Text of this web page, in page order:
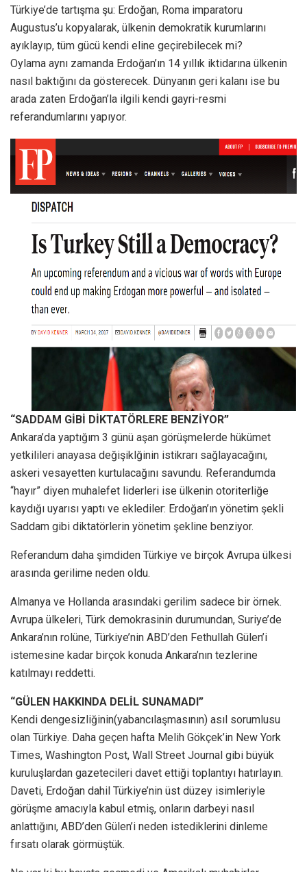
Türkiye’de tartışma şu: Erdoğan, Roma imparatoru
Augustus’u kopyalarak, ülkenin demokratik kurumlarını
ayıklayıp, tüm gücü kendi eline geçirebilecek mi?
Oylama aynı zamanda Erdoğan’ın 14 yıllık iktidarına ülkenin
nasıl baktığını da gösterecek. Dünyanın geri kalanı ise bu
arada zaten Erdoğan’la ilgili kendi gayri-resmi
referandumlarını yapıyor.
“SADDAM GİBİ DİKTATÖRLERE BENZİYOR”
Ankara’da yaptığım 3 günü aşan görüşmelerde hükümet
yetkilileri anayasa değişiklğinin istikrarı sağlayacağını,
askeri vesayetten kurtulacağını savundu. Referandumda
“hayır” diyen muhalefet liderleri ise ülkenin otoriterliğe
kaydığı uyarısı yaptı ve eklediler: Erdoğan’ın yönetim şekli
Saddam gibi diktatörlerin yönetim şekline benziyor.
Referandum daha şimdiden Türkiye ve birçok Avrupa ülkesi
arasında gerilime neden oldu.
Almanya ve Hollanda arasındaki gerilim sadece bir örnek.
Avrupa ülkeleri, Türk demokrasinin durumundan, Suriye’de
Ankara’nın rolüne, Türkiye’nin ABD’den Fethullah Gülen’i
istemesine kadar birçok konuda Ankara’nın tezlerine
katılmayı reddetti.
“GÜLEN HAKKINDA DELİL SUNAMADI”
Kendi dengesizliğinin(yabancılaşmasının) asıl sorumlusu
olan Türkiye. Daha geçen hafta Melih Gökçek’in New York
Times, Washington Post, Wall Street Journal gibi büyük
kuruluşlardan gazetecileri davet ettiği toplantıyı hatırlayın.
Daveti, Erdoğan dahil Türkiye’nin üst düzey isimleriyle
görüşme amacıyla kabul etmiş, onların darbeyi nasıl
anlattığını, ABD’den Gülen’i neden istediklerini dinleme
fırsatı olarak görmüştük.